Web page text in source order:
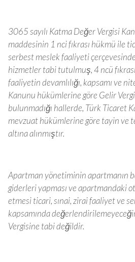
3065 sayılı Katma Değer Vergisi
maddesinin 1 nci fıkrası hükmü ile
serbest meslek faaliyeti
hizmetler tabi tutulmuş, 4 ncü
faaliyetin devamlılığı, kapsamı ve
Kanunu hükümlerine göre Gelir
bulunmadığı hallerde, Türk Ticaret
mevzuat hükümlerine göre tayin ve
altına alınmıştır.
Apartman yönetiminin apartmanın
giderleri yapması ve apartmandaki
etmesi ticari, sınai, zirai faaliyet ve
kapsamında
Vergisine tabi değildir.